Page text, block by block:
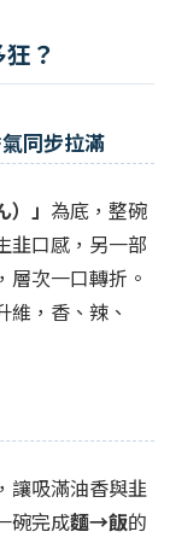
？
同步拉滿
」 為底，整碗
韭口感，另一部
，層次一口轉折。
維，香、辣、
讓吸滿油香與韭
碗完成麵→飯的